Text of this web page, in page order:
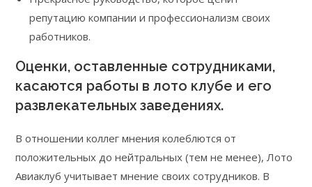
репутацию компании и профессионализм своих
работников.
Оценки, оставленные сотрудниками,
касаются работы в лото клубе и его
развлекательных заведениях.
В отношении коллег мнения колеблются от
положительных до нейтральных (тем не менее), Лото
Авиаклуб учитывает мнение своих сотрудников. В